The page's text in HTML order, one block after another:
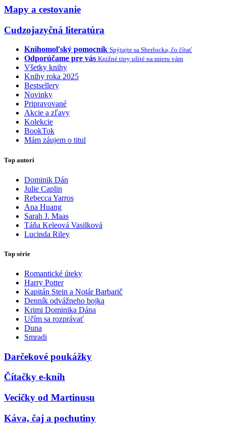
Mapy a cestovanie
Cudzojazyčná literatúra
Knihomoľský pomocník Spýtajte sa Sherlocka, čo čítať
Odporúčame pre vás Knižné tipy ušité na mieru vám
Všetky knihy
Knihy roka 2025
Bestsellery
Novinky
Pripravované
Akcie a zľavy
Kolekcie
BookTok
Mám záujem o titul
Top autori
Dominik Dán
Julie Caplin
Rebecca Yarros
Ana Huang
Sarah J. Maas
Táňa Keleová Vasilková
Lucinda Riley
Top série
Romantické úteky
Harry Potter
Kapitán Stein a Notár Barbarič
Denník odvážneho bojka
Krimi Dominika Dána
Učím sa rozprávať
Duna
Smradi
Darčekové poukážky
Čítačky e-kníh
Vecičky od Martinusu
Káva, čaj a pochutiny